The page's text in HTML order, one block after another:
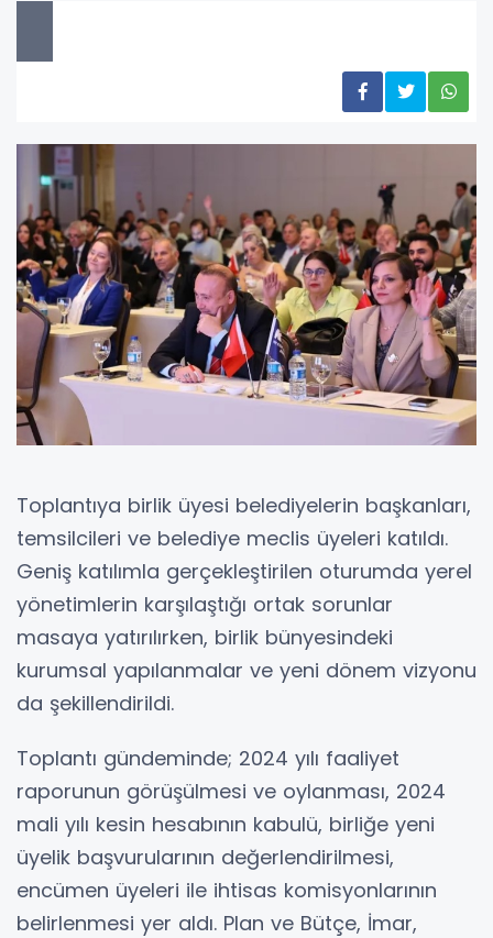
Toplantıya birlik üyesi belediyelerin başkanları,
temsilcileri ve belediye meclis üyeleri katıldı.
Geniş katılımla gerçekleştirilen oturumda yerel
yönetimlerin karşılaştığı ortak sorunlar
masaya yatırılırken, birlik bünyesindeki
kurumsal yapılanmalar ve yeni dönem vizyonu
da şekillendirildi.
Toplantı gündeminde; 2024 yılı faaliyet
raporunun görüşülmesi ve oylanması, 2024
mali yılı kesin hesabının kabulü, birliğe yeni
üyelik başvurularının değerlendirilmesi,
encümen üyeleri ile ihtisas komisyonlarının
belirlenmesi yer aldı. Plan ve Bütçe, İmar,